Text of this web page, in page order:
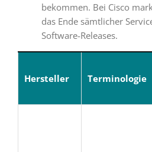
bekommen. Bei Cisco
das Ende sämtlicher
Software-Releases.
Hersteller Terminologie